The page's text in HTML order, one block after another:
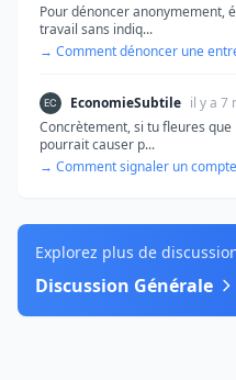
Pour dénoncer anonymement,
travail sans indiq...
→ Comment dénoncer une
EconomieSubtile il y a 7
Concrètement, si tu fleures
pourrait causer p...
→ Comment signaler un
Explorez plus de
Discussion Générale